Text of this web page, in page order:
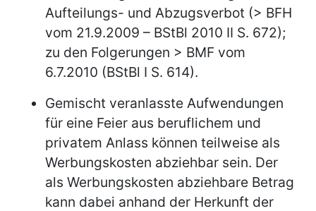
Aufteilungs- und Abzugsverbot (> BFH
vom 21.9.2009 – BStBl 2010 II S. 672);
zu den Folgerungen > BMF vom
6.7.2010 (BStBl I S. 614).
Gemischt veranlasste Aufwendungen
für eine Feier aus beruflichem und
privatem Anlass können teilweise als
Werbungskosten abziehbar sein. Der
als Werbungskosten abziehbare Betrag
kann dabei anhand der Herkunft der